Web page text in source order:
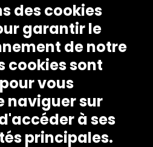
des cookies
garantir le
de notre
cookies sont
vous
naviguer sur
à ses
principales.